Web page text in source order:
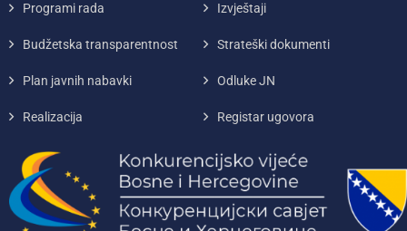
Programi rada Izvještaji
Budžetska transparentnost Strateški dokumenti
Plan javnih nabavki Odluke JN
Realizacija Registar ugovora